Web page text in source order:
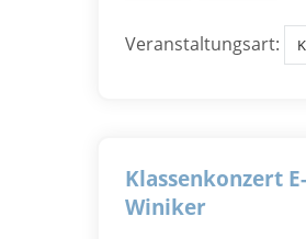
Veranstaltungsart:
Klassenkonzert
Winiker